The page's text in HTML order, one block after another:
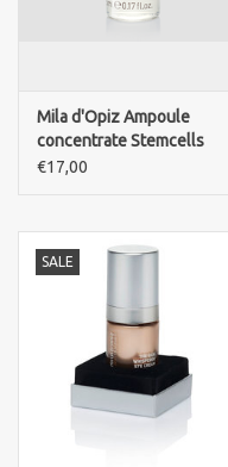
Mila d'Opiz Ampoule
concentrate Stemcells
€17,00
SALE